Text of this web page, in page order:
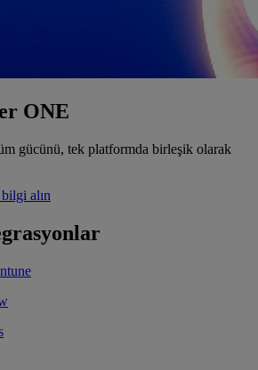
ONE
gücünü, tek platformda birleşik olarak
alın